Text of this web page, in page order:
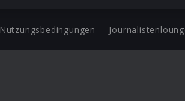
Nutzungsbedingungen